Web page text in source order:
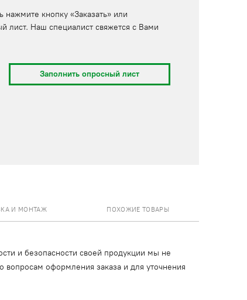
нажмите кнопку «Заказать» или
лист. Наш специалист свяжется с Вами
Заполнить опросный лист
И МОНТАЖ ПОХОЖИЕ ТОВАРЫ
и безопасности своей продукции мы не
оформления заказа и для уточнения